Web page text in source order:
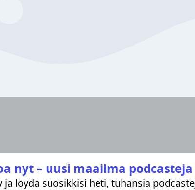
nyt – uusi maailma
ja löydä suosikkisi heti, tuhansia